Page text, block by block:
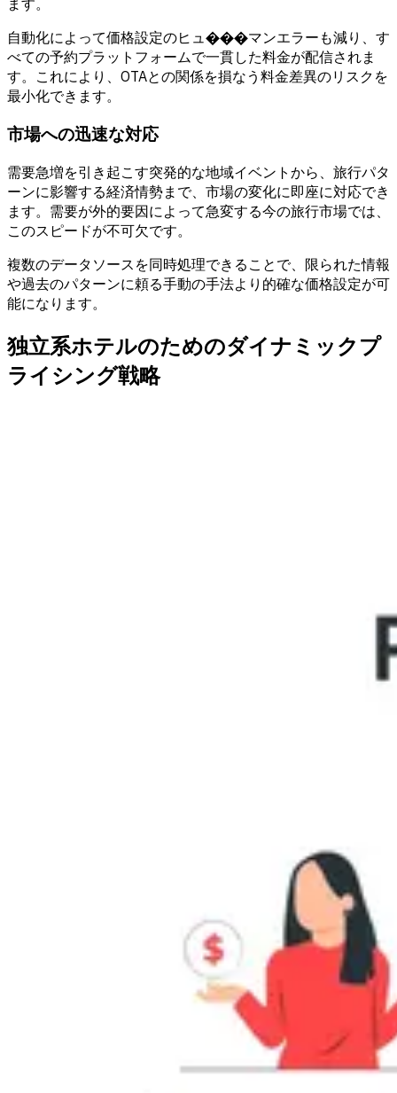
ます。
自動化によって価格設定のヒュ���マンエラーも減り、す
べての予約プラットフォームで一貫した料金が配信されま
す。これにより、OTAとの関係を損なう料金差異のリスクを
最小化できます。
市場への迅速な対応
需要急増を引き起こす突発的な地域イベントから、旅行パタ
ーンに影響する経済情勢まで、市場の変化に即座に対応でき
ます。需要が外的要因によって急変する今の旅行市場では、
このスピードが不可欠です。
複数のデータソースを同時処理できることで、限られた情報
や過去のパターンに頼る手動の手法より的確な価格設定が可
能になります。
独立系ホテルのためのダイナミックプ
ライシング戦略